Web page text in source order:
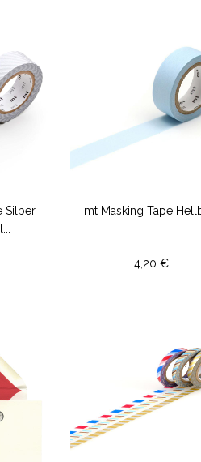
Silber
mt Masking Tape
4,20 €